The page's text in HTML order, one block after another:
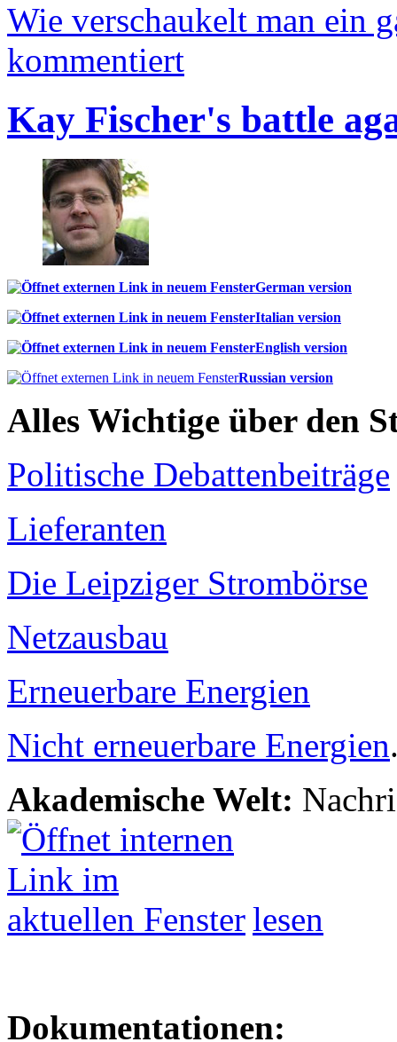
Wie verschaukelt man ein
kommentiert
Kay Fischer's battle
German version
Italian version
English version
Russian version
Alles Wichtige über den
Politische Debattenbeiträge
Lieferanten
Die Leipziger Strombörse
Netzausbau
Erneuerbare Energien
Nicht erneuerbare Energien
Akademische Welt:
lesen
Dokumentationen: